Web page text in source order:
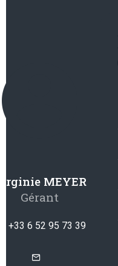
MEYER
Gérant
+33 6 52 95 73 39